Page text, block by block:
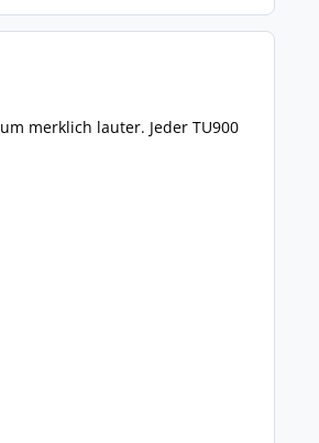
merklich lauter. Jeder TU900